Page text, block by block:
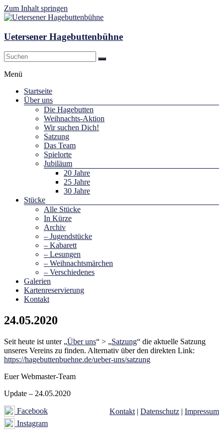
Zum Inhalt springen
Uetersener Hagebuttenbühne
Menü
Startseite
Über uns
Die Hagebutten
Weihnachts-Aktion
Wir suchen Dich!
Satzung
Das Team
Spielorte
Jubiläum
20 Jahre
25 Jahre
30 Jahre
Stücke
Alle Stücke
In Kürze
Archiv
– Jugendstücke
– Kabarett
– Lesungen
– Weihnachtsmärchen
– Verschiedenes
Galerien
Kartenreservierung
Kontakt
24.05.2020
Seit heute ist unter „Über uns“ > „Satzung“ die aktuelle Satzung
unseres Vereins zu finden. Alternativ über den direkten Link:
https://hagebuttenbuehne.de/ueber-uns/satzung
Euer Webmaster-Team
Update – 24.05.2020
Facebook
Instagram
Kontakt | Datenschutz | Impressum